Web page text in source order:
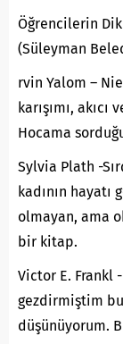
Öğrencilerin
(Süleyman
rvin Yalom –
karışımı,
Hocama
Sylvia Plath -
kadının hayatı
olmayan, ama
bir kitap.
Victor E. Frankl
gezdirmiştim
düşünüyorum.